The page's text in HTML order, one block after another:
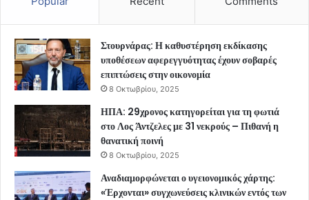
Στουρνάρας: Η καθυστέρηση εκδίκασης
υποθέσεων αφερεγγυότητας έχουν σοβαρές
επιπτώσεις στην οικονομία
8 Οκτωβρίου, 2025
ΗΠΑ: 29χρονος κατηγορείται για τη φωτιά
στο Λος Άντζελες με 31 νεκρούς – Πιθανή η
θανατική ποινή
8 Οκτωβρίου, 2025
Αναδιαμορφώνεται ο υγειονομικός χάρτης:
«Έρχονται» συγχωνεύσεις κλινικών εντός των